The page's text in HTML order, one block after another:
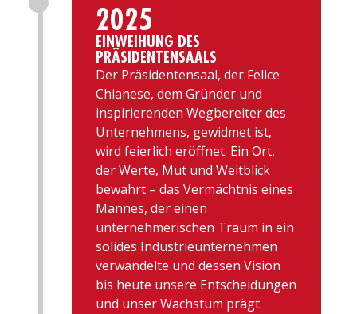
2025
EINWEIHUNG DES
PRÄSIDENTENSAALS
Der Präsidentensaal, der Felice
Chianese, dem Gründer und
inspirierenden Wegbereiter des
Unternehmens, gewidmet ist,
wird feierlich eröffnet. Ein Ort,
der Werte, Mut und Weitblick
bewahrt – das Vermächtnis eines
Mannes, der einen
unternehmerischen Traum in ein
solides Industrieunternehmen
verwandelte und dessen Vision
bis heute unsere Entscheidungen
und unser Wachstum prägt.